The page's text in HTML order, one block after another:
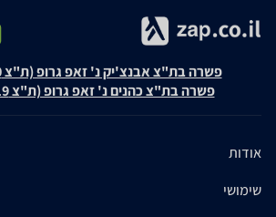
פשרה בת"צ אבנצ'יק נ' זאפ גרופ (ת"צ 23008-08-20)
פשרה בת"צ כהנים נ' זאפ גרופ (ת"צ 60371-12-19)
אודות
שימושי